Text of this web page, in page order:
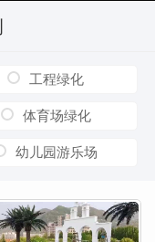
工程绿化
体育场绿化
幼儿园游乐场